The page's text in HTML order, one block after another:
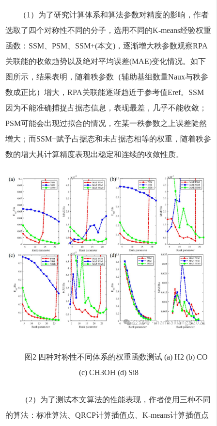
（1）为了研究计算体系和算法参数对精度的影响，作者
选取了四个对称性不同的分子，选用不同的K-means经验权重
函数：SSM、PSM、SSM+(本文)，逐渐增大秩参数观察RPA
关联能的收敛趋势以及绝对平均误差(MAE)变化情况。如下
图所示，结果表明，随着秩参数（辅助基组数量Naux与秩参
数成正比）增大，RPA关联能逐渐趋近于参考值Eref。SSM
因为不能准确捕捉占据态信息，表现最差，几乎不能收敛；
PSM可能会出现过拟合的情况，在某一秩参数之上误差陡然
增大；而SSM+赋予占据态和未占据态相等的权重，随着秩参
数的增大其计算精度表现出稳定和连续的收敛性质。
图2 四种对称性不同体系的权重函数测试 (a) H2 (b) CO
(c) CH3OH (d) Si8
（2）为了测试本文算法的性能表现，作者使用三种不同
的算法：标准算法、QRCP计算插值点、K-means计算插值点